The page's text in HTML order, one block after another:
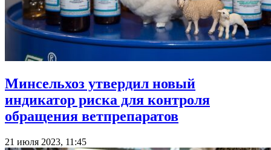
Минсельхоз утвердил новый
индикатор риска для контроля
обращения ветпрепаратов
21 июля 2023, 11:45